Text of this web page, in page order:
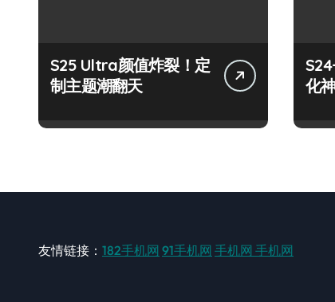
S25 Ultra颜值炸裂！定
制主题潮翻天
化
友情链接： 182手机网 91手机网 手机网 手机网